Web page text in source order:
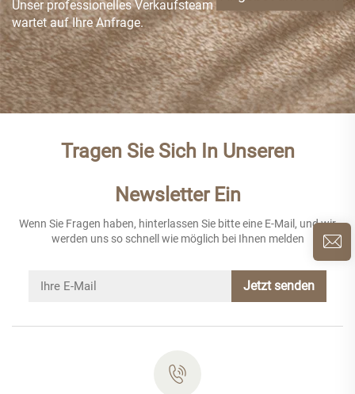
Unser professionelles Verkaufsteam
wartet auf Ihre Anfrage.
Tragen Sie Sich In Unseren
Newsletter Ein
Wenn Sie Fragen haben, hinterlassen Sie bitte eine E-Mail, und wir
werden uns so schnell wie möglich bei Ihnen melden
Jetzt senden